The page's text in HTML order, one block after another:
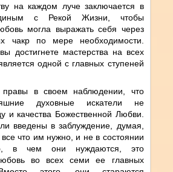
на каждом луче заключается в
с Рекой Жизни, чтобы
могла выражать себя через
чакр по мере необходимости.
достигнете мастерства на всех
одной с главных ступеней
в своем наблюдении, что
духовные искатели не
и качества Божественной Любви.
введены в заблуждение, думая,
что им нужно, и не в состоянии
в чем они нуждаются, это
во всех семи ее главных